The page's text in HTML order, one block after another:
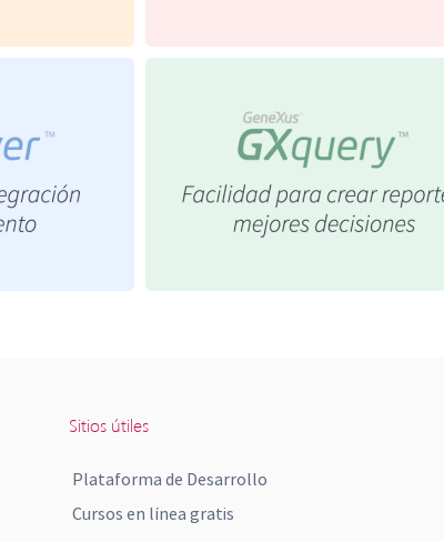
Sitios útiles
Plataforma de Desarrollo
Cursos en línea gratis